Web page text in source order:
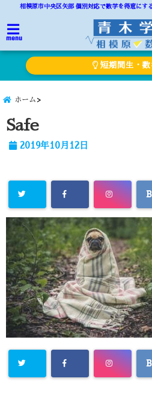
相模原市中央区矢部 個別対応で数学を得意に
menu
短期間生・数
ホーム
Safe
2019年10月12日